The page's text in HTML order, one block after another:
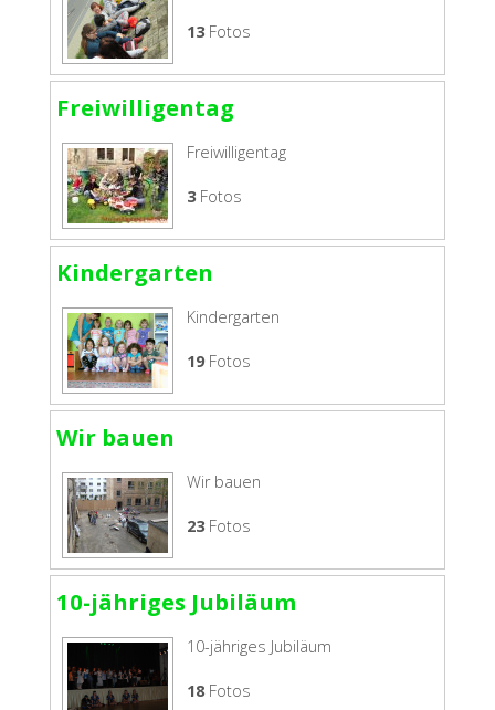
13Fotos
Freiwilligentag
Freiwilligentag
3Fotos
Kindergarten
Kindergarten
19Fotos
Wir bauen
Wir bauen
23Fotos
10-jähriges Jubiläum
10-jähriges Jubiläum
18Fotos